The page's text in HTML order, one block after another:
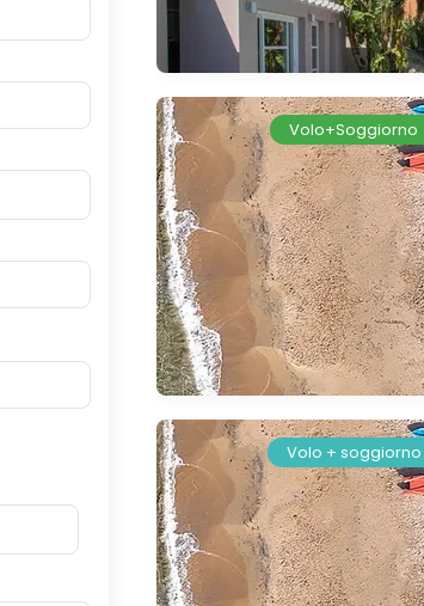
Volo+Soggiorno
Volo + soggiorno